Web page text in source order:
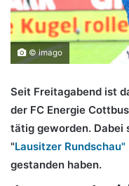
© imago
Seit Freitagabend ist
der FC Energie
tätig geworden. Dabei
"Lausitzer Rundschau"
gestanden haben.